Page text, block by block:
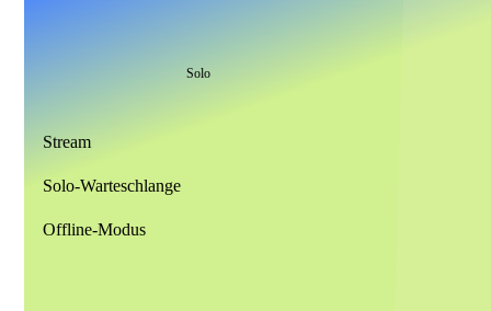
Solo
Stream
Solo-Warteschlange
Offline-Modus